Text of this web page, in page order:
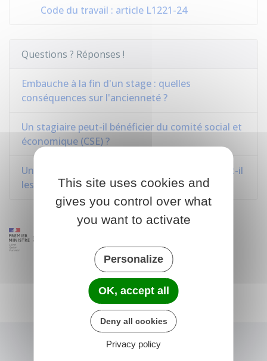
Code du travail : article L1221-24
Questions ? Réponses !
Embauche à la fin d'un stage : quelles
conséquences sur l'ancienneté ?
Un stagiaire peut-il bénéficier du comité social et
économique (CSE) ?
Un ressortissant européen salarié en France a-t-il
les mêmes droits qu'un salarié français ?
This site uses cookies and
gives you control over what
you want to activate
Personalize
OK, accept all
Deny all cookies
Privacy policy